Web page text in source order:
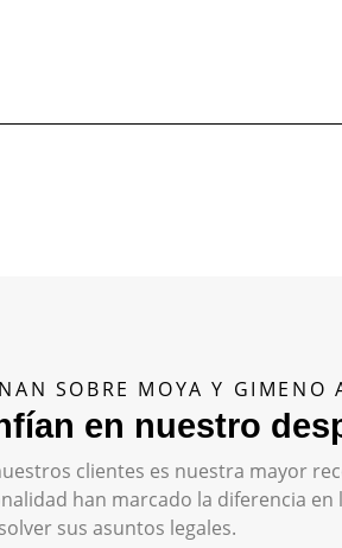
SOBRE MOYA Y GIMENO
en nuestro
clientes es nuestra mayor
han marcado la diferencia en
sus asuntos legales.